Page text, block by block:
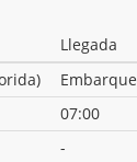
Llegada
Embarque
07:00
-